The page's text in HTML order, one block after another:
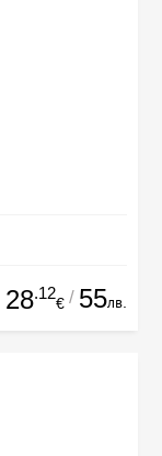
28.12
€ / 55лв.